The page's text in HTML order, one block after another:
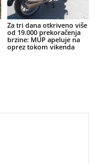
Za tri dana otkriveno više
od 19.000 prekoračenja
brzine: MUP apeluje na
oprez tokom vikenda